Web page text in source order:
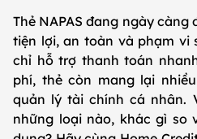
Thẻ NAPAS đang ngày
tiện lợi, an toàn và phạm vi
chỉ hỗ trợ thanh toán
phí, thẻ còn mang lại
quản lý tài chính cá nhân.
những loại nào, khác gì so